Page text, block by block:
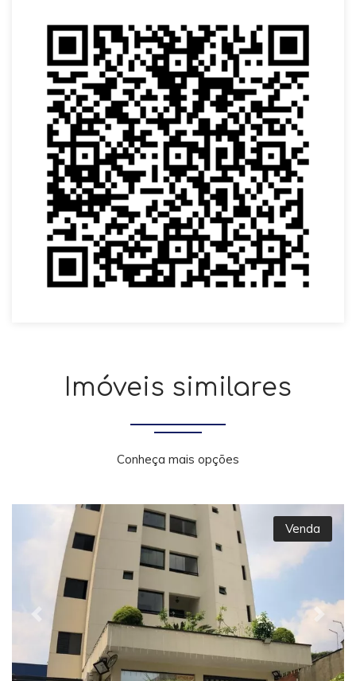
Imóveis similares
Conheça mais opções
Previous Next
Venda